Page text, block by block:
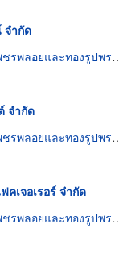
จำกัด
รพลอยและทองรูปพรรณ
จำกัด
รพลอยและทองรูปพรรณ
เจอเรอร์ จำกัด
รพลอยและทองรูปพรรณ